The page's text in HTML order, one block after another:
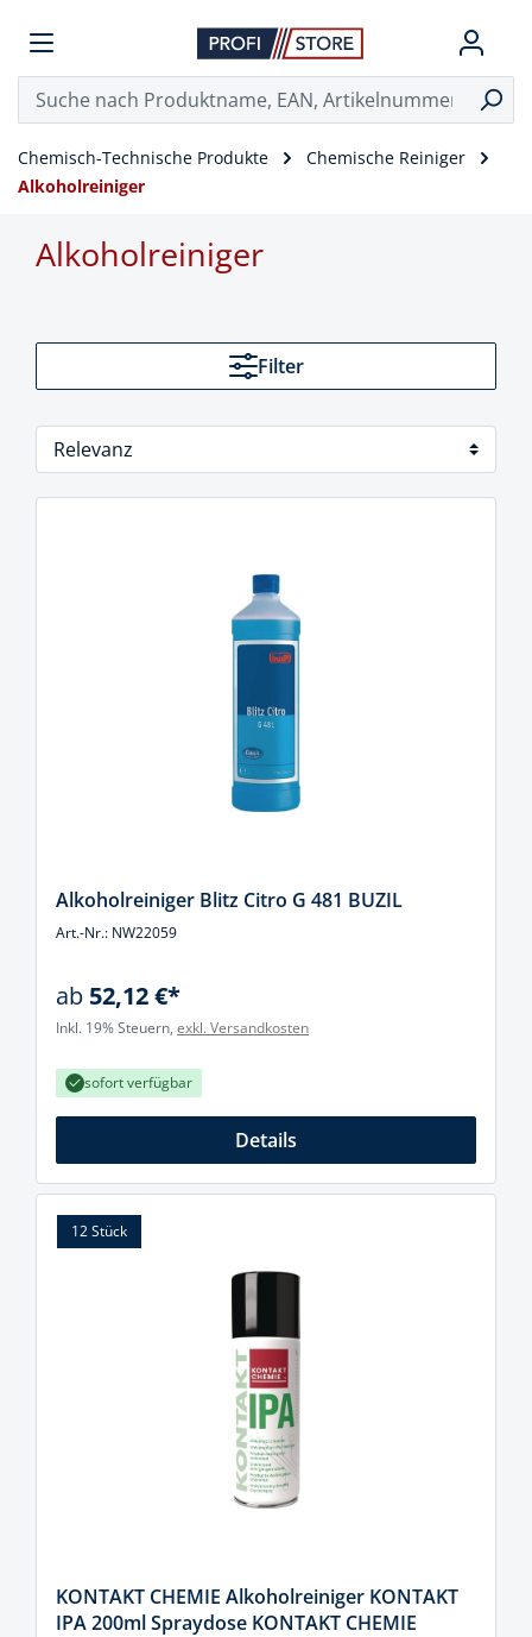
Chemisch-Technische Produkte
Chemische Reiniger
Alkoholreiniger
Alkoholreiniger
Filter
Alkoholreiniger Blitz Citro G 481 BUZIL
Art.-Nr.: NW22059
ab 52,12 €*
Inkl. 19% Steuern, exkl. Versandkosten
sofort verfügbar
Details
12 Stück
KONTAKT CHEMIE Alkoholreiniger KONTAKT
IPA 200ml Spraydose KONTAKT CHEMIE